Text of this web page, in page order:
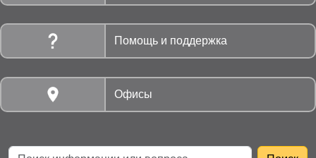
Помощь и поддержка
Офисы